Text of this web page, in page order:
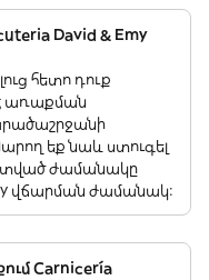
David & Emy
հետո դուք
առաքման
եք նաև ստուգել
ժամանակը
վճարման ժամանակ:
Carnicería